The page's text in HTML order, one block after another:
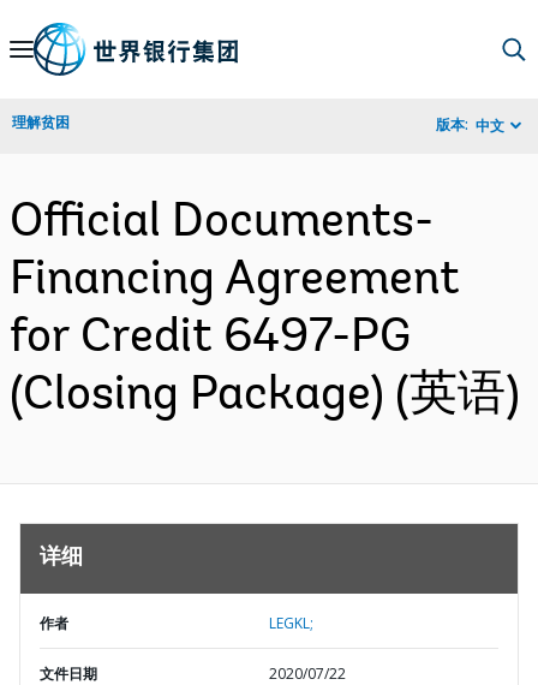
Skip
Navigation
理解贫困 版本: 中文
Official Documents-
Financing Agreement
for Credit 6497-PG
(Closing Package) (英语)
详细
作者 LEGKL;
文件日期 2020/07/22